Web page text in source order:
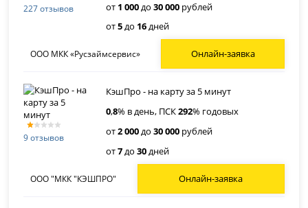
227 отзывов
от 1 000до30 000 рублей
от5до 16дней
ООО МКК «Русзаймсервис» Онлайн-заявка
9 отзывов
КэшПро - на карту за 5 минут
0,8% в день, ПСК292% годовых
от2 000до30 000 рублей
от7до30дней
ООО "МКК "КЭШПРО" Онлайн-заявка